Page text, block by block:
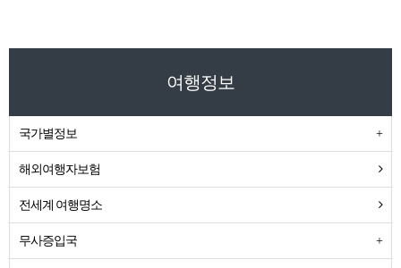
여행정보
국가별정보
해외여행자보험
전세계 여행명소
무사증입국